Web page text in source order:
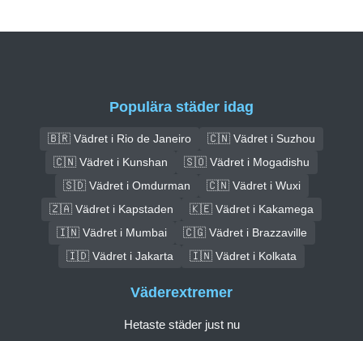
Populära städer idag
🇧🇷 Vädret i Rio de Janeiro
🇨🇳 Vädret i Suzhou
🇨🇳 Vädret i Kunshan
🇸🇴 Vädret i Mogadishu
🇸🇩 Vädret i Omdurman
🇨🇳 Vädret i Wuxi
🇿🇦 Vädret i Kapstaden
🇰🇪 Vädret i Kakamega
🇮🇳 Vädret i Mumbai
🇨🇬 Vädret i Brazzaville
🇮🇩 Vädret i Jakarta
🇮🇳 Vädret i Kolkata
Väderextremer
Hetaste städer just nu